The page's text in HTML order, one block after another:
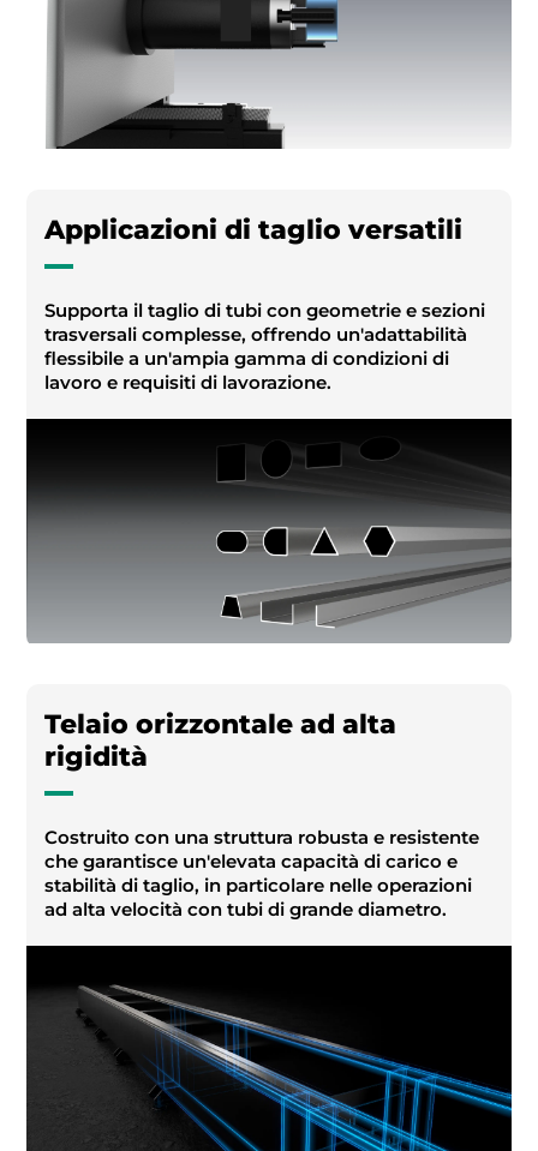
Applicazioni di taglio versatili
Supporta il taglio di tubi con geometrie e sezioni
trasversali complesse, offrendo un'adattabilità
flessibile a un'ampia gamma di condizioni di
lavoro e requisiti di lavorazione.
Telaio orizzontale ad alta
rigidità
Costruito con una struttura robusta e resistente
che garantisce un'elevata capacità di carico e
stabilità di taglio, in particolare nelle operazioni
ad alta velocità con tubi di grande diametro.